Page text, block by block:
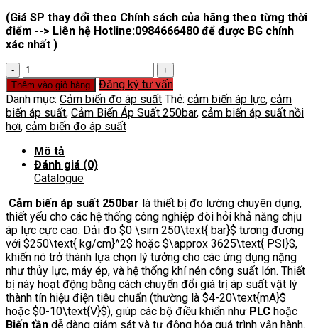
(Giá SP thay đổi theo Chính sách của hãng theo từng thời
điểm --> Liên hệ Hotline:0984666480 để được BG chính
xác nhất )
Cảm
Biến
Áp
Suất
250bar
số
lượng
Thêm vào giỏ hàng
Đăng ký tư vấn
Danh mục: Cảm biến đo áp suất Thẻ: cảm biến áp lực, cảm
biến áp suất, Cảm Biến Áp Suất 250bar, cảm biến áp suất nồi
hơi, cảm biến đo áp suất
Mô tả
Đánh giá (0)
Catalogue
Cảm biến áp suất 250bar là thiết bị đo lường chuyên dụng,
thiết yếu cho các hệ thống công nghiệp đòi hỏi khả năng chịu
áp lực cực cao. Dải đo $0 \sim 250\text{ bar}$ tương đương
với $250\text{ kg/cm}^2$ hoặc $\approx 3625\text{ PSI}$,
khiến nó trở thành lựa chọn lý tưởng cho các ứng dụng nặng
như thủy lực, máy ép, và hệ thống khí nén công suất lớn. Thiết
bị này hoạt động bằng cách chuyển đổi giá trị áp suất vật lý
thành tín hiệu điện tiêu chuẩn (thường là $4-20\text{mA}$
hoặc $0-10\text{V}$), giúp các bộ điều khiển như PLC hoặc
Biến tần dễ dàng giám sát và tự động hóa quá trình vận hành.